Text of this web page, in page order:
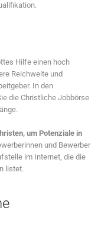
Hilfe einen hoch
Reichweite und
In den
die Christliche Jobbörse
um Potenziale in
und Bewerber
im Internet, die die
listet.